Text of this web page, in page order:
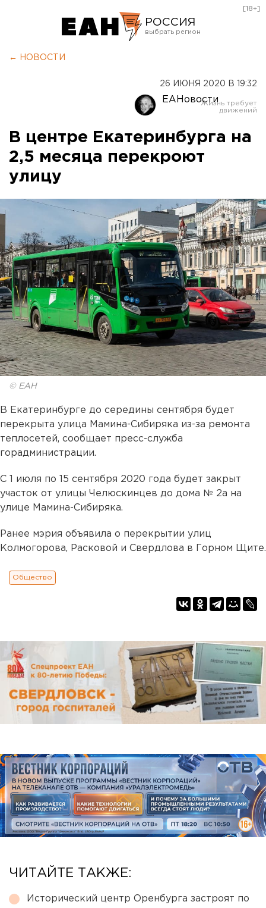
РОССИЯ
Оренбург
[18+]
← НОВОСТИ
26 ИЮНЯ 2020 В 19:32
ЕАНовости
В центре Екатеринбурга на
2,5 месяца перекроют
улицу
© ЕАН
В Екатеринбурге до середины сентября будет
перекрыта улица Мамина-Сибиряка из-за ремонта
теплосетей, сообщает пресс-служба
горадминистрации.
С 1 июля по 15 сентября 2020 года будет закрыт
участок от улицы Челюскинцев до дома № 2а на
улице Мамина-Сибиряка.
Ранее мэрия объявила о перекрытии улиц
Колмогорова, Расковой и Свердлова в Горном Щите.
Общество
ЧИТАЙТЕ ТАКЖЕ:
Исторический центр Оренбурга застроят по